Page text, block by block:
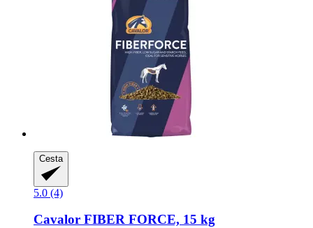
Cesta
5.0 (4)
Cavalor FIBER FORCE, 15 kg